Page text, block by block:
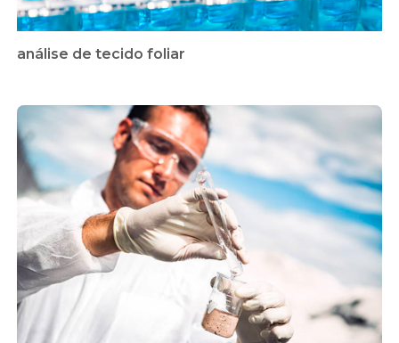
análise de tecido foliar